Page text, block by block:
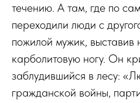
течению. А там, где по
переходили люди с
пожилой мужик, выставив
карболитовую ногу. Он
заблудившийся в лесу:
гражданской войны,